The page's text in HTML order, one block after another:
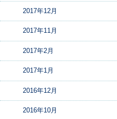
2017年12月
2017年11月
2017年2月
2017年1月
2016年12月
2016年10月